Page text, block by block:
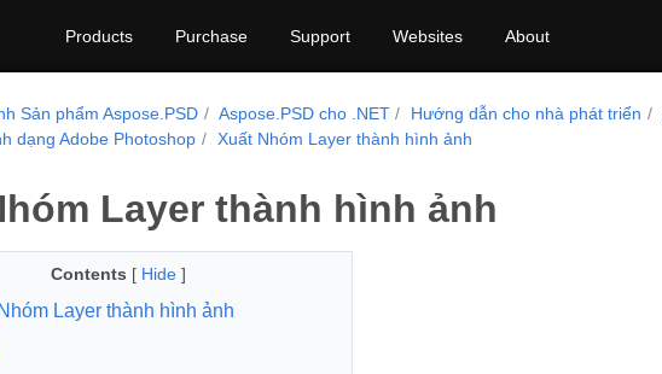
Products Purchase Support Websites About
Sản phẩm Aspose.PSD Aspose.PSD cho .NET Hướng dẫn cho nhà phát triển
dạng Adobe Photoshop
Xuất Nhóm Layer thành hình ảnh
Layer thành hình ảnh
Contents [ Hide ]
Layer thành hình ảnh